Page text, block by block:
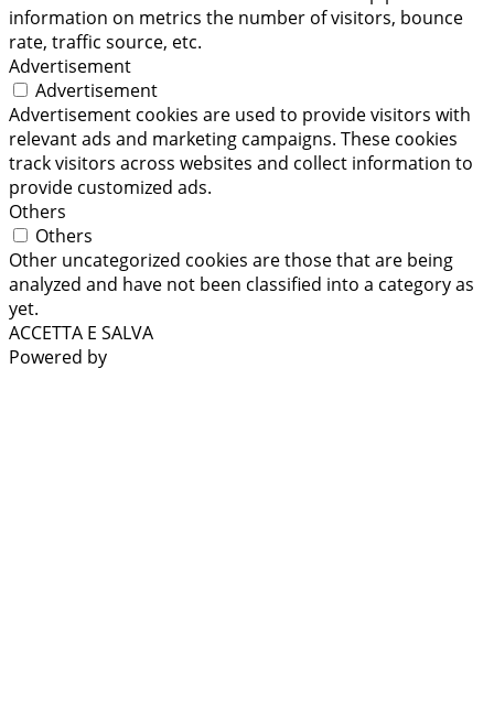
information on metrics the number of visitors, bounce
rate, traffic source, etc.
Advertisement
Advertisement
Advertisement cookies are used to provide visitors with
relevant ads and marketing campaigns. These cookies
track visitors across websites and collect information to
provide customized ads.
Others
Others
Other uncategorized cookies are those that are being
analyzed and have not been classified into a category as
yet.
ACCETTA E SALVA
Powered by